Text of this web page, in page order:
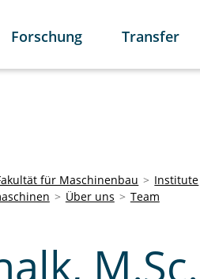
Forschung Transfer
für Maschinenbau
Institute
Über uns Team
M.Sc.